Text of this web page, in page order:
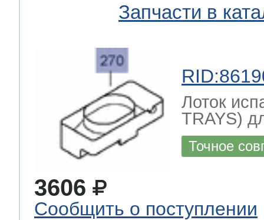
Запчасти в
Лоток
TRAYS)
Точное
3606
Сообщить о поступлении